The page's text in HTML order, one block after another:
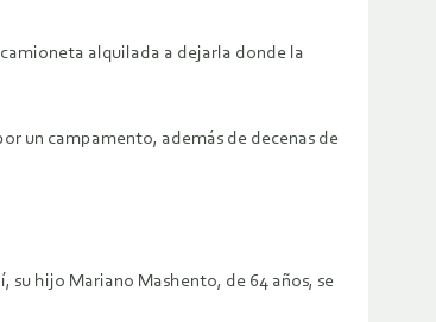
alquilada a dejarla donde la
un campamento, además de decenas de
su hijo Mariano Mashento, de 64 años, se